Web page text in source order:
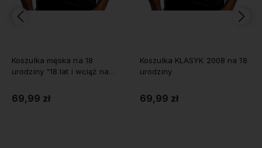
Koszulka męska na 18
urodziny "18 lat i wciąż na
69,99 zł
Koszulka KLASYK 2008 na 18
urodziny
69,99 zł